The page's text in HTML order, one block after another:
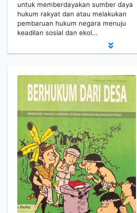
untuk memberdayakan sumber daya
hukum rakyat dan atau melakukan
pembaruan hukum negara menuju
keadilan sosial dan ekol…